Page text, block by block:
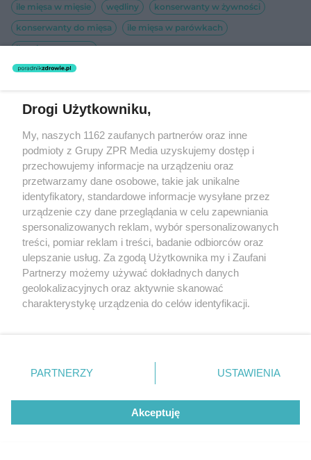
ile mięsa w mięsie wędliny
konserwanty w żywności
konserwanty do mięsa
ile mięsa w parówkach
ile mięsa w szynce
TEKST SPONSOROWANY
Drogi Użytkowniku,
My, naszych 1162 zaufanych partnerów oraz inne
podmioty z Grupy ZPR Media uzyskujemy dostęp i
przechowujemy informacje na urządzeniu oraz
przetwarzamy dane osobowe, takie jak unikalne
identyfikatory, standardowe informacje wysyłane przez
urządzenie czy dane przeglądania w celu zapewniania
spersonalizowanych reklam, wybór spersonalizowanych
treści, pomiar reklam i treści, badanie odbiorców oraz
ulepszanie usług. Za zgodą Użytkownika my i Zaufani
Partnerzy możemy używać dokładnych danych
geolokalizacyjnych oraz aktywnie skanować
charakterystykę urządzenia do celów identyfikacji.
zmienić/wycofać klikając przycisk ustawień prywatności
znajdujący się w lewym dolnym rogu strony
rodzaje przetwarzania danych nie wymagają zgody
użytkownika, ale masz prawo sprzeciwić się takiemu
przetwarzaniu. Preferencje będą miały zastosowanie tylko
PARTNERZY USTAWIENIA
Akceptuję